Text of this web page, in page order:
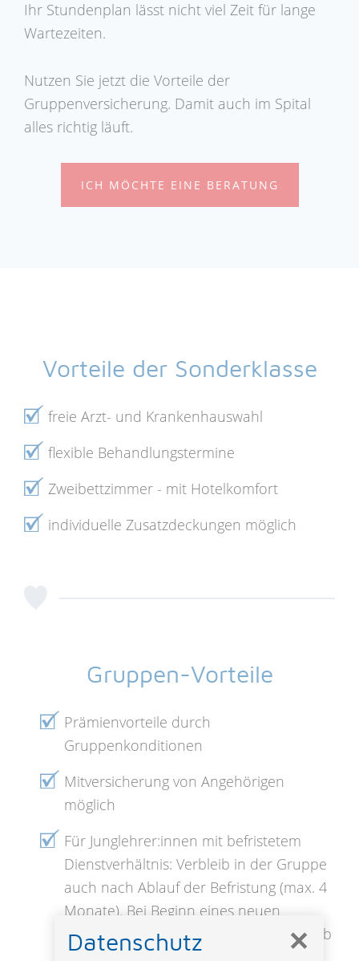
Ihr Stundenplan lässt nicht viel Zeit für lange
Wartezeiten.
Nutzen Sie jetzt die Vorteile der
Gruppenversicherung. Damit auch im Spital
alles richtig läuft.
ICH MÖCHTE EINE BERATUNG
Vorteile der Sonderklasse
freie Arzt- und Krankenhauswahl
flexible Behandlungstermine
Zweibettzimmer - mit Hotelkomfort
individuelle Zusatzdeckungen möglich
Gruppen-Vorteile
Prämienvorteile durch
Gruppenkonditionen
Mitversicherung von Angehörigen
möglich
Für Junglehrer:innen mit befristetem
Dienstverhältnis: Verbleib in der Gruppe
auch nach Ablauf der Befristung (max. 4
Monate). Bei Beginn eines neuen
befristeten Dienstverhältnisses innerhalb
dieser 4 Monate bleiben Sie
✕
Datenschutz